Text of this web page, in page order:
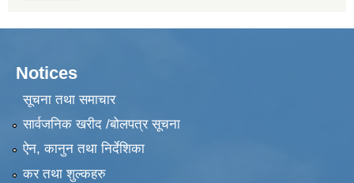
Notices
सूचना तथा समाचार
सार्वजनिक खरीद /बोलपत्र सूचना
ऐन, कानुन तथा निर्देशिका
कर तथा शुल्कहरु